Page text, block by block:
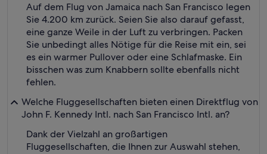
Auf dem Flug von Jamaica nach San Francisco legen
Sie 4.200 km zurück. Seien Sie also darauf gefasst,
eine ganze Weile in der Luft zu verbringen. Packen
Sie unbedingt alles Nötige für die Reise mit ein, sei
es ein warmer Pullover oder eine Schlafmaske. Ein
bisschen was zum Knabbern sollte ebenfalls nicht
fehlen.
Welche Fluggesellschaften bieten einen Direktflug von
John F. Kennedy Intl. nach San Francisco Intl. an?
Dank der Vielzahl an großartigen
Fluggesellschaften, die Ihnen zur Auswahl stehen,